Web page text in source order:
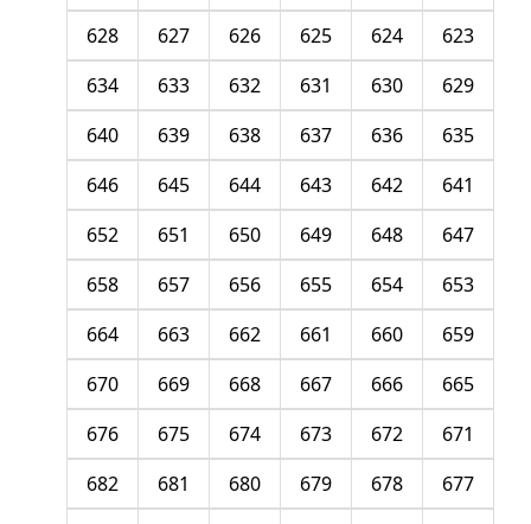
623
624
625
626
627
628
629
630
631
632
633
634
635
636
637
638
639
640
641
642
643
644
645
646
647
648
649
650
651
652
653
654
655
656
657
658
659
660
661
662
663
664
665
666
667
668
669
670
671
672
673
674
675
676
677
678
679
680
681
682